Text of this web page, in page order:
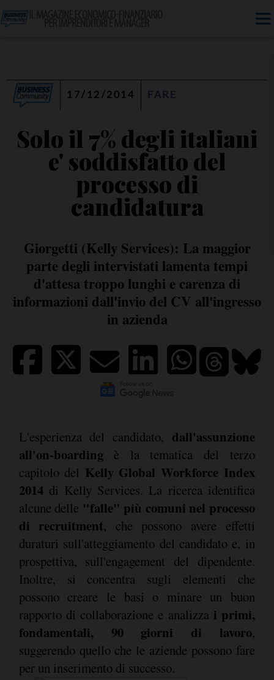
17/12/2014 FARE
Solo il 7% degli italiani
e' soddisfatto del
processo di
candidatura
Giorgetti (Kelly Services): La maggior
parte degli intervistati lamenta tempi
d'attesa troppo lunghi e carenza di
informazioni dall'invio del CV all'ingresso
in azienda
L'esperienza del candidato, dall'assunzione
all'on-boarding è la tematica del terzo
capitolo del Kelly Global Workforce Index
2014di Kelly Services. La ricerca identifica
alcune delle "falle" più comuni nel processo
di recruitment, che possono avere effetti
duraturi sull'atteggiamento del candidato e, in
prospettiva, sull'engagement del dipendente.
Inoltre, si concentra sugli elementi che
possono creare le basi o minare un buon
rapporto di collaborazione e analizza i primi,
fondamentali, 90 giorni di lavoro,
suggerendo quello che le aziende possono fare
per un inserimento di successo.